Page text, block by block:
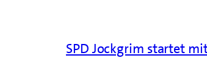
SPD Jockgrim startet